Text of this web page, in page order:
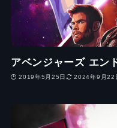
アベンジャーズ エン
2019年5月25日 2024年9月22